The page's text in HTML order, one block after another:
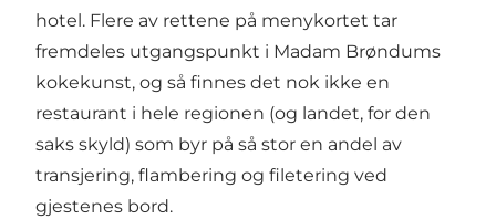
hotel. Flere av rettene på menykortet tar
fremdeles utgangspunkt i Madam Brøndums
kokekunst, og så finnes det nok ikke en
restaurant i hele regionen (og landet, for den
saks skyld) som byr på så stor en andel av
transjering, flambering og filetering ved
gjestenes bord.